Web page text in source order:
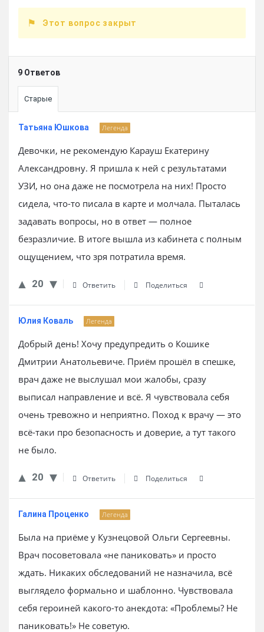
Этот вопрос закрыт
9 Ответов
Старые
Татьяна Юшкова Легенда
Девочки, не рекомендую Карауш Екатерину
Александровну. Я пришла к ней с результатами
УЗИ, но она даже не посмотрела на них! Просто
сидела, что-то писала в карте и молчала. Пыталась
задавать вопросы, но в ответ — полное
безразличие. В итоге вышла из кабинета с полным
ощущением, что зря потратила время.
20 Ответить Поделиться
Юлия Коваль Легенда
Добрый день! Хочу предупредить о Кошике
Дмитрии Анатольевиче. Приём прошёл в спешке,
врач даже не выслушал мои жалобы, сразу
выписал направление и всё. Я чувствовала себя
очень тревожно и неприятно. Поход к врачу — это
всё-таки про безопасность и доверие, а тут такого
не было.
20 Ответить Поделиться
Галина Проценко Легенда
Была на приёме у Кузнецовой Ольги Сергеевны.
Врач посоветовала «не паниковать» и просто
ждать. Никаких обследований не назначила, всё
выглядело формально и шаблонно. Чувствовала
себя героиней какого-то анекдота: «Проблемы? Не
паниковать!» Не советую.